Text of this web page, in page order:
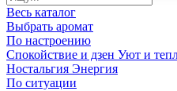
Весь каталог
Выбрать аромат
По настроению
Спокойствие и дзен Уют и
Ностальгия Энергия
По ситуации